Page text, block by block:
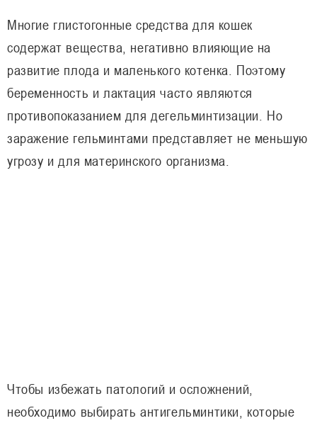
Многие глистогонные средства для кошек
содержат вещества, негативно влияющие на
развитие плода и маленького котенка. Поэтому
беременность и лактация часто являются
противопоказанием для дегельминтизации. Но
заражение гельминтами представляет не меньшую
угрозу и для материнского организма.
Чтобы избежать патологий и осложнений,
необходимо выбирать антигельминтики, которые